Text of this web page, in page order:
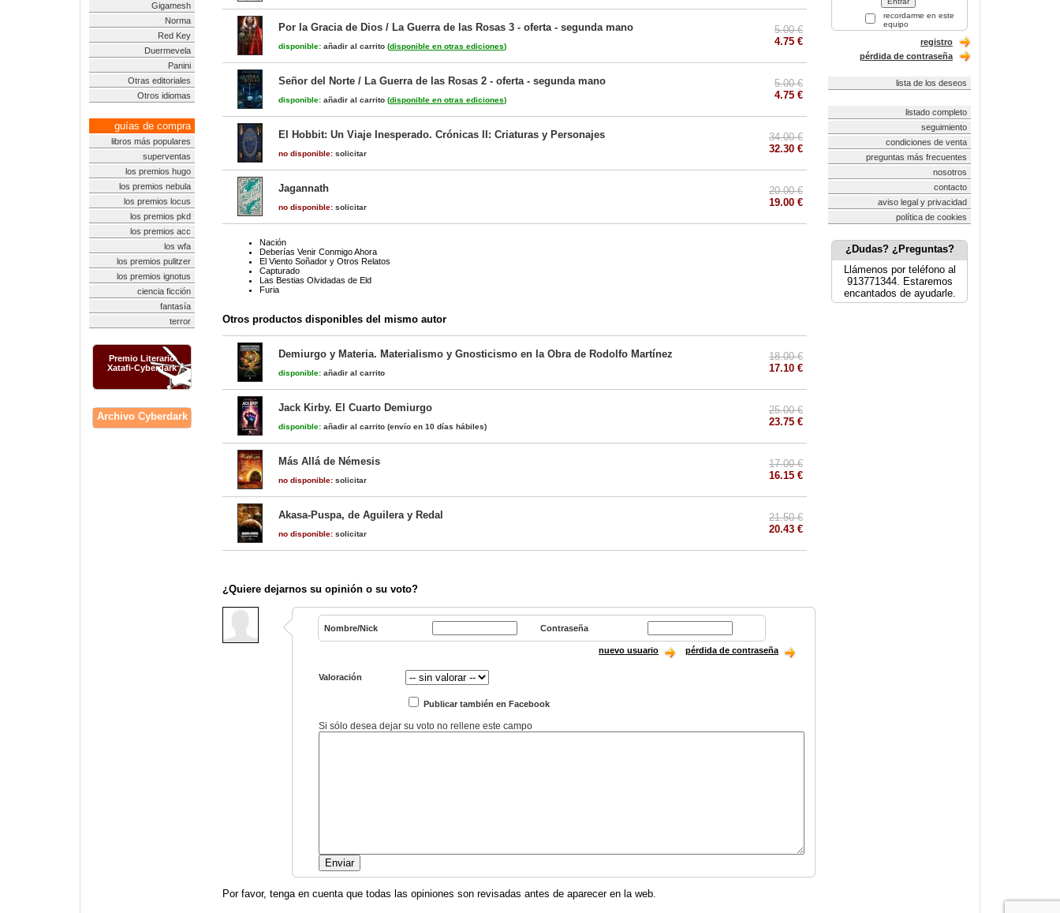
Gigamesh
Norma
Red Key
Duermevela
Panini
Otras editoriales
Otros idiomas
guías de compra
libros más populares
superventas
los premios hugo
los premios nebula
los premios locus
los premios pkd
los premios acc
los wfa
los premios pulitzer
los premios ignotus
ciencia ficción
fantasía
terror
Premio Literario
Xatafi-Cyberdark
Archivo Cyberdark
Por la Gracia de Dios / La Guerra de las Rosas 3 - oferta - segunda mano
disponible: añadir al carrito (disponible en otras ediciones)
5.00 €
4.75 €
Señor del Norte / La Guerra de las Rosas 2 - oferta - segunda mano
disponible: añadir al carrito (disponible en otras ediciones)
5.00 €
4.75 €
El Hobbit: Un Viaje Inesperado. Crónicas II: Criaturas y Personajes
no disponible: solicitar
34.00 €
32.30 €
Jagannath
no disponible: solicitar
20.00 €
19.00 €
Nación
Deberías Venir Conmigo Ahora
El Viento Soñador y Otros Relatos
Capturado
Las Bestias Olvidadas de Eld
Furia
Otros productos disponibles del mismo autor
Demiurgo y Materia. Materialismo y Gnosticismo en la Obra de Rodolfo Martínez
disponible: añadir al carrito
18.00 €
17.10 €
Jack Kirby. El Cuarto Demiurgo
disponible: añadir al carrito (envío en 10 días hábiles)
25.00 €
23.75 €
Más Allá de Némesis
no disponible: solicitar
17.00 €
16.15 €
Akasa-Puspa, de Aguilera y Redal
no disponible: solicitar
21.50 €
20.43 €
¿Quiere dejarnos su opinión o su voto?
Nombre/Nick Contraseña
nuevo usuario pérdida de contraseña
Valoración
Publicar también en Facebook
Si sólo desea dejar su voto no rellene este campo
Por favor, tenga en cuenta que todas las opiniones son revisadas antes de aparecer en la web.
recordarme en este
equipo
registro
pérdida de contraseña
lista de los deseos
listado completo
seguimiento
condiciones de venta
preguntas más frecuentes
nosotros
contacto
aviso legal y privacidad
política de cookies
¿Dudas? ¿Preguntas?
Llámenos por teléfono al
913771344. Estaremos
encantados de ayudarle.